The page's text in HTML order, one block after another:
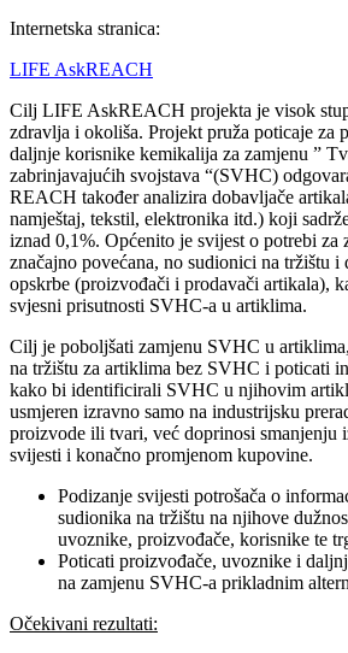
Internetska stranica:
LIFE AskREACH
Cilj LIFE AskREACH projekta je visok
zdravlja i okoliša. Projekt pruža poticaje za
daljnje korisnike kemikalija za zamjenu ”
zabrinjavajućih svojstava “(SVHC)
REACH također analizira dobavljače
namještaj, tekstil, elektronika itd.) koji
iznad 0,1%. Općenito je svijest o potrebi za
značajno povećana, no sudionici na tržištu
opskrbe (proizvođači i prodavači artikala),
svjesni prisutnosti SVHC-a u artiklima.
Cilj je poboljšati zamjenu SVHC u
na tržištu za artiklima bez SVHC i poticati
kako bi identificirali SVHC u njihovim
usmjeren izravno samo na industrijsku
proizvode ili tvari, već doprinosi smanjenju
svijesti i konačno promjenom kupovine.
Podizanje svijesti potrošača o
sudionika na tržištu na njihove
uvoznike, proizvođače, korisnike te
Poticati proizvođače, uvoznike i
na zamjenu SVHC-a prikladnim
Očekivani rezultati: